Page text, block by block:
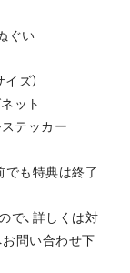
ぐい
ズ）
ット
テッカー
でも特典は終了
で、詳しくは対
問い合わせ下